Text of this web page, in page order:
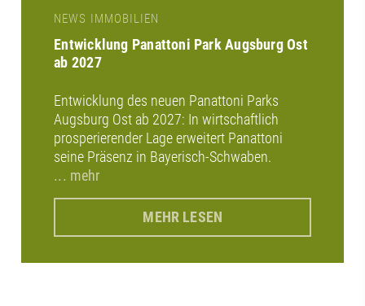
NEWS IMMOBILIEN
Entwicklung Panattoni Park Augsburg Ost
ab 2027
Entwicklung des neuen Panattoni Parks
Augsburg Ost ab 2027: In wirtschaftlich
prosperierender Lage erweitert Panattoni
seine Präsenz in Bayerisch-Schwaben.
... mehr
MEHR LESEN